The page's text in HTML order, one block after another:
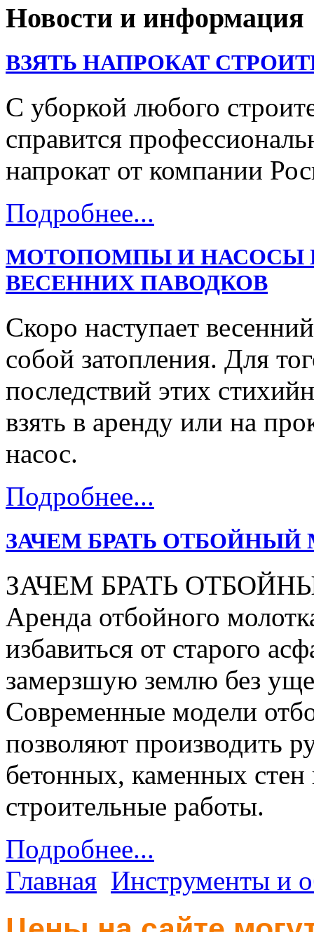
Новости и информация
ВЗЯТЬ НАПРОКАТ
С уборкой любого
справится
напрокат от компании
Подробнее...
МОТОПОМПЫ И НАСОСЫ
ВЕСЕННИХ ПАВОДКОВ
Скоро наступает
собой затопления. Для
последствий этих
взять в аренду или на
насос.
Подробнее...
ЗАЧЕМ БРАТЬ ОТБОЙНЫЙ
ЗАЧЕМ БРАТЬ
Аренда отбойного
избавиться от старого
замерзшую землю без
Современные модели
позволяют производить
бетонных, каменных стен
строительные работы.
Подробнее...
Главная Инструменты и